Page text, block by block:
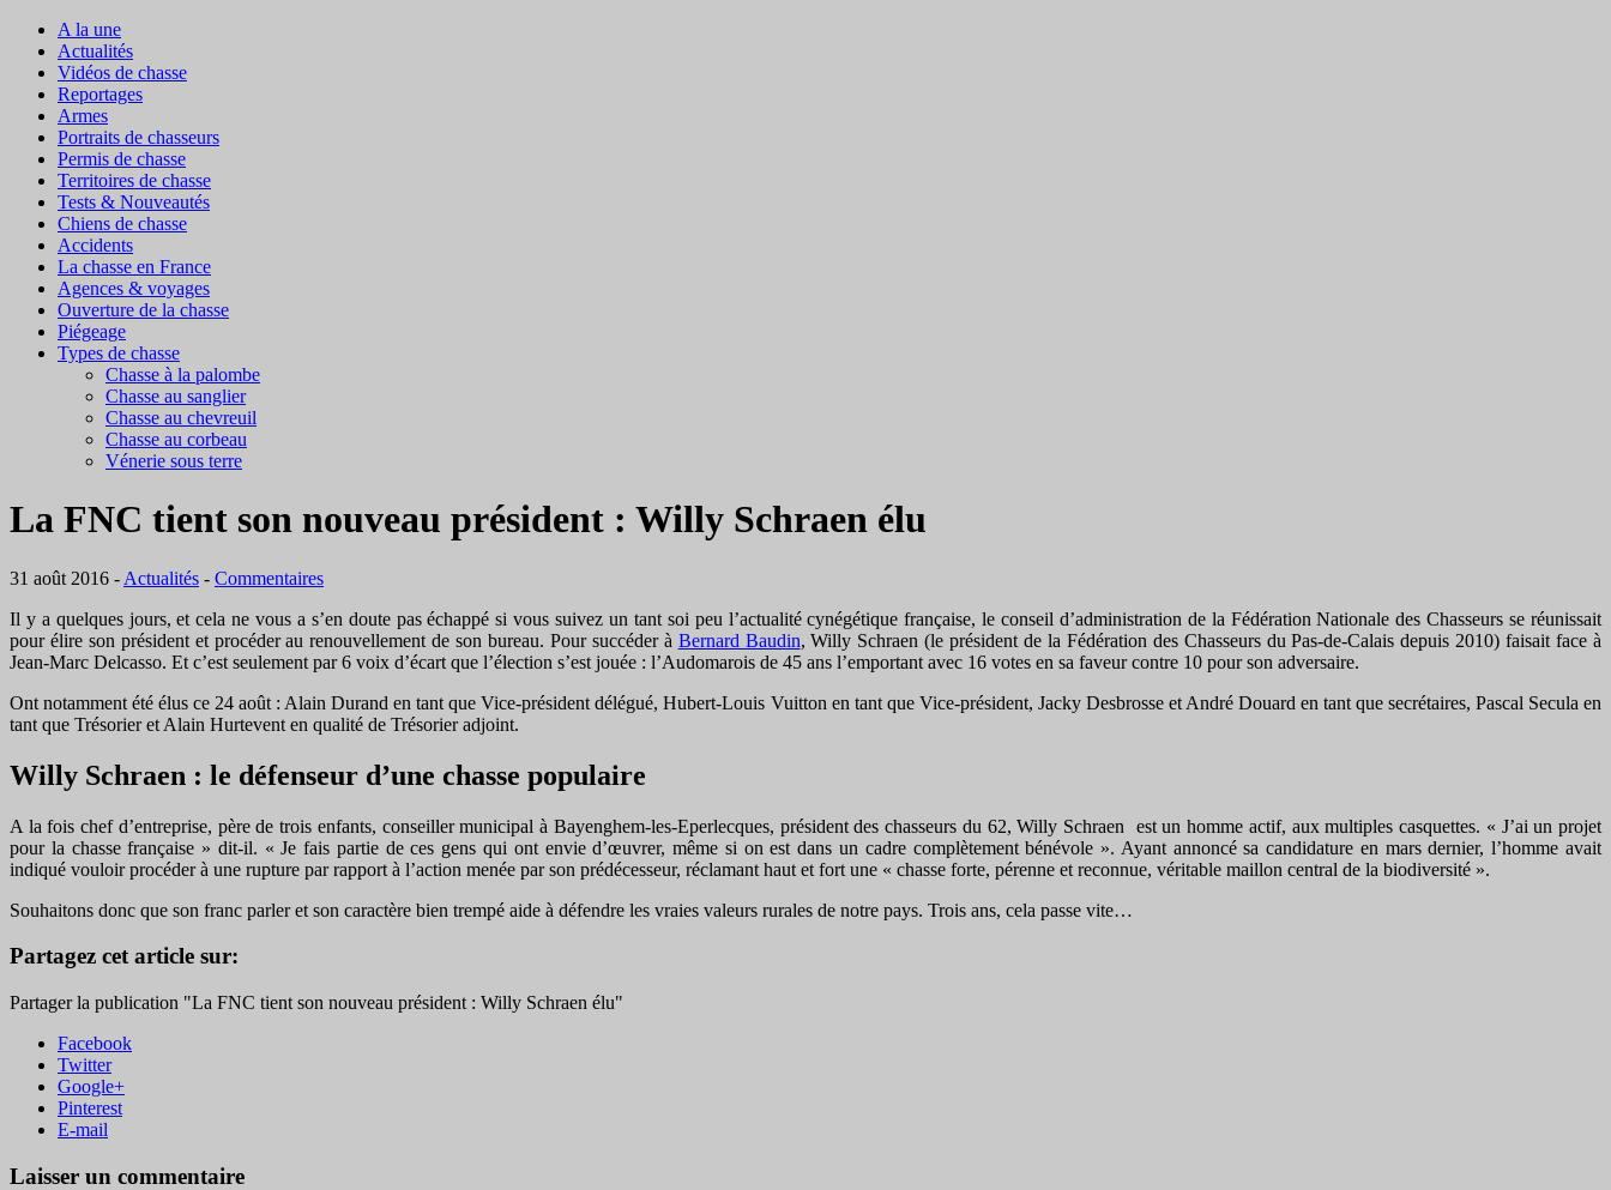
A la une
Actualités
Vidéos de chasse
Reportages
Armes
Portraits de chasseurs
Permis de chasse
Territoires de chasse
Tests & Nouveautés
Chiens de chasse
Accidents
La chasse en France
Agences & voyages
Ouverture de la chasse
Piégeage
Types de chasse
Chasse à la palombe
Chasse au sanglier
Chasse au chevreuil
Chasse au corbeau
Vénerie sous terre
La FNC tient son nouveau président : Willy Schraen élu
31 août 2016 - Actualités - Commentaires
Il y a quelques jours, et cela ne vous a s’en doute pas échappé si vous suivez un tant soi peu l’actualité cynégétique française, le conseil d’administration de la Fédération Nationale des Chasseurs se réunissait
pour élire son président et procéder au renouvellement de son bureau. Pour succéder à Bernard Baudin, Willy Schraen (le président de la Fédération des Chasseurs du Pas-de-Calais depuis 2010) faisait face à
Jean-Marc Delcasso. Et c’est seulement par 6 voix d’écart que l’élection s’est jouée : l’Audomarois de 45 ans l’emportant avec 16 votes en sa faveur contre 10 pour son adversaire.
Ont notamment été élus ce 24 août : Alain Durand en tant que Vice-président délégué, Hubert-Louis Vuitton en tant que Vice-président, Jacky Desbrosse et André Douard en tant que secrétaires, Pascal Secula en
tant que Trésorier et Alain Hurtevent en qualité de Trésorier adjoint.
Willy Schraen : le défenseur d’une chasse populaire
A la fois chef d’entreprise, père de trois enfants, conseiller municipal à Bayenghem-les-Eperlecques, président des chasseurs du 62, Willy Schraen est un homme actif, aux multiples casquettes. « J’ai un projet
pour la chasse française » dit-il. « Je fais partie de ces gens qui ont envie d’œuvrer, même si on est dans un cadre complètement bénévole ». Ayant annoncé sa candidature en mars dernier, l’homme avait
indiqué vouloir procéder à une rupture par rapport à l’action menée par son prédécesseur, réclamant haut et fort une « chasse forte, pérenne et reconnue, véritable maillon central de la biodiversité ».
Souhaitons donc que son franc parler et son caractère bien trempé aide à défendre les vraies valeurs rurales de notre pays. Trois ans, cela passe vite…
Partagez cet article sur:
Partager la publication "La FNC tient son nouveau président : Willy Schraen élu"
Facebook
Twitter
Google+
Pinterest
E-mail
Laisser un commentaire